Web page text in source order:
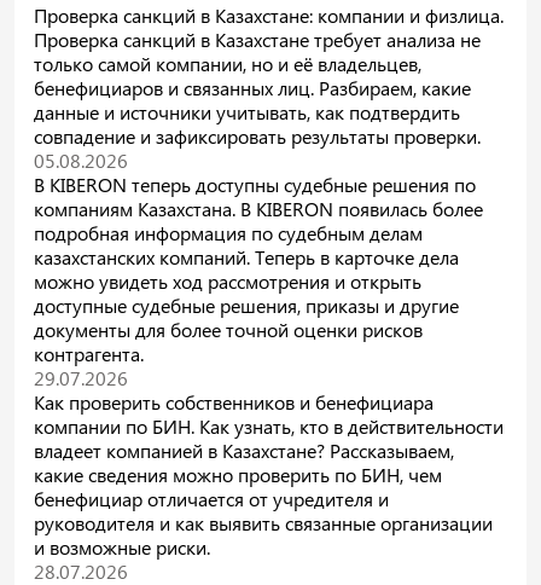
Проверка санкций в Казахстане: компании и физлица.
Проверка санкций в Казахстане требует анализа не
только самой компании, но и её владельцев,
бенефициаров и связанных лиц. Разбираем, какие
данные и источники учитывать, как подтвердить
совпадение и зафиксировать результаты проверки.
05.08.2026
В KIBERON теперь доступны судебные решения по
компаниям Казахстана. В KIBERON появилась более
подробная информация по судебным делам
казахстанских компаний. Теперь в карточке дела
можно увидеть ход рассмотрения и открыть
доступные судебные решения, приказы и другие
документы для более точной оценки рисков
контрагента.
29.07.2026
Как проверить собственников и бенефициара
компании по БИН. Как узнать, кто в действительности
владеет компанией в Казахстане? Рассказываем,
какие сведения можно проверить по БИН, чем
бенефициар отличается от учредителя и
руководителя и как выявить связанные организации
и возможные риски.
28.07.2026